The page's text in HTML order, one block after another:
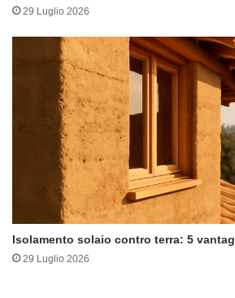
29 Luglio 2026
Isolamento solaio contro terra: 5
29 Luglio 2026